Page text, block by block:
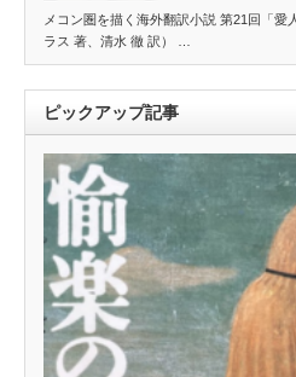
メコン圏を描く海外翻訳小説 第21回「愛
ラス 著、清水 徹 訳） …
ピックアップ記事